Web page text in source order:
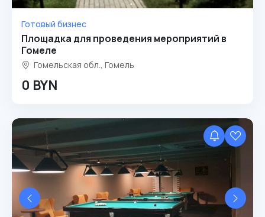
Готовый бизнес
Площадка для проведения мероприятий в
Гомеле
Гомельская обл., Гомель
0 BYN